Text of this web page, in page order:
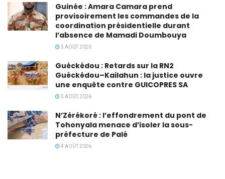
Guinée : Amara Camara prend
provisoirement les commandes de la
coordination présidentielle durant
l’absence de Mamadi Doumbouya
5 AOÛT 2026
Guéckédou : Retards sur la RN2
Guéckédou–Kailahun : la justice ouvre
une enquête contre GUICOPRES SA
5 AOÛT 2026
N’Zérékoré : l’effondrement du pont de
Tohonyala menace d’isoler la sous-
préfecture de Palé
4 AOÛT 2026